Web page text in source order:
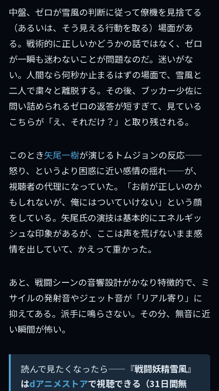
中盤、ゼロが雪風の判断に従って僚機を見捨てる
（あるいは、そう見える行動を取る）場面があ
る。戦術的に正しいかどうかの話ではなく、ゼロ
が一瞬も迷わないことが問題なのだ。迷いがな
い。人間なら何秒か止まるはずの場面で、雪風と
二人で粛々と離脱する。その後、ブッカー少佐に
問い詰められるゼロの返答が短すぎて、見ている
こちらが「え、それだけ？」と取り残される。
このとき矢尾一樹が演じるトムジョンの反応——
怒り、というより困惑に近い感情の揺れ——が、
視聴者の代理になっていた。「お前が正しいのか
もしれないが、俺にはついていけない」という顔
をしている。矢尾氏の演技は基本的にエネルギッ
シュな印象があるが、ここは声を荒げないまま感
情を出していて、かえって重かった。
あと、戦闘シーンの音響設計がかなり特徴的で、ミ
サイルの発射音やジェット音が「リアル寄り」に
抑えてある。派手に鳴らさない。その分、無音に近
い瞬間が怖い。
読んで見たくなったら—— 『戦闘妖精雪風』
はdアニメストアで視聴できる（31日間無